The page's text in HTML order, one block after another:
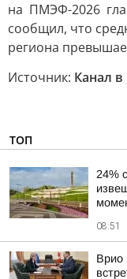
на ПМЭФ-2026
сообщил, что
региона
Источник: Канал
ТОП
24%
08:51
Врио